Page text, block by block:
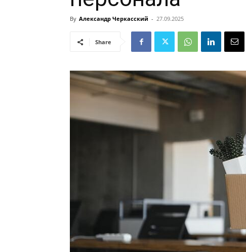
By Александр Черкасский - 27.09.2025
Share